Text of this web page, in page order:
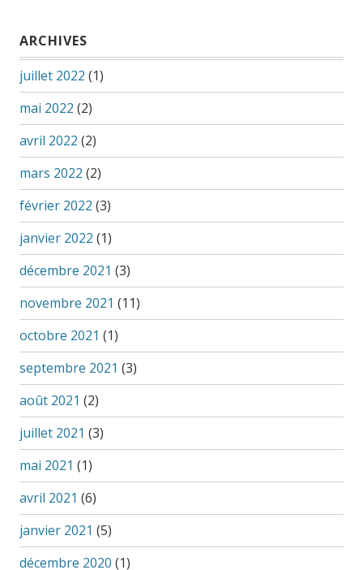
ARCHIVES
juillet 2022 (1)
mai 2022 (2)
avril 2022 (2)
mars 2022 (2)
février 2022 (3)
janvier 2022 (1)
décembre 2021 (3)
novembre 2021 (11)
octobre 2021 (1)
septembre 2021 (3)
août 2021 (2)
juillet 2021 (3)
mai 2021 (1)
avril 2021 (6)
janvier 2021 (5)
décembre 2020 (1)